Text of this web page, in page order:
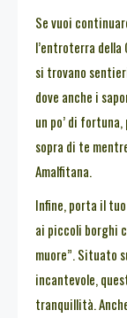
Se vuoi
l’entroterra
si trovano
dove anche i
un po’ di
sopra di te
Amalfitana.
Infine, porta il
ai piccoli borghi
muore”. Situato
incantevole,
tranquillità.